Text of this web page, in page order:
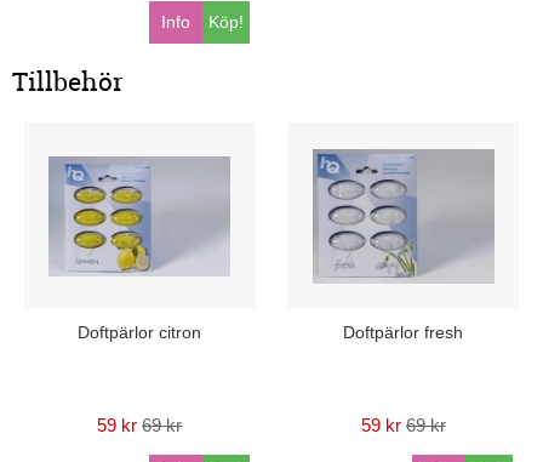
Köp!
Info
Tillbehör
Doftpärlor citron
59 kr 69 kr
Doftpärlor fresh
59 kr 69 kr